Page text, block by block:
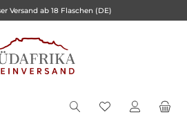
Versand ab 18 Flaschen (DE)